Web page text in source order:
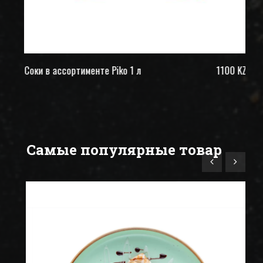
Соки в ассортименте Piko 1 л 1100 KZT
Самые популярные товар